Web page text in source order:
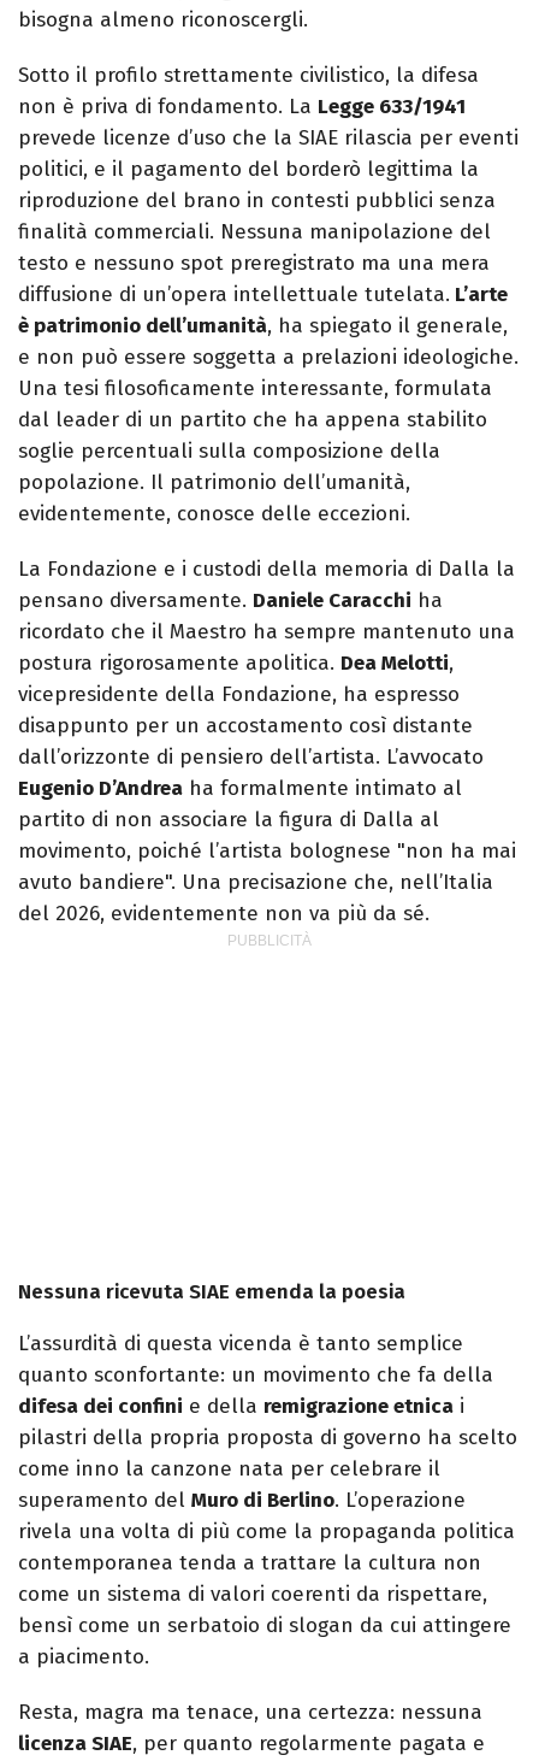
bisogna almeno riconoscergli.
Sotto il profilo strettamente civilistico, la difesa
non è priva di fondamento. La Legge 633/1941
prevede licenze d’uso che la SIAE rilascia per eventi
politici, e il pagamento del borderò legittima la
riproduzione del brano in contesti pubblici senza
finalità commerciali. Nessuna manipolazione del
testo e nessuno spot preregistrato ma una mera
diffusione di un’opera intellettuale tutelata. L’arte
è patrimonio dell’umanità, ha spiegato il generale,
e non può essere soggetta a prelazioni ideologiche.
Una tesi filosoficamente interessante, formulata
dal leader di un partito che ha appena stabilito
soglie percentuali sulla composizione della
popolazione. Il patrimonio dell’umanità,
evidentemente, conosce delle eccezioni.
La Fondazione e i custodi della memoria di Dalla la
pensano diversamente. Daniele Caracchi ha
ricordato che il Maestro ha sempre mantenuto una
postura rigorosamente apolitica. Dea Melotti,
vicepresidente della Fondazione, ha espresso
disappunto per un accostamento così distante
dall’orizzonte di pensiero dell’artista. L’avvocato
Eugenio D’Andrea ha formalmente intimato al
partito di non associare la figura di Dalla al
movimento, poiché l’artista bolognese "non ha mai
avuto bandiere". Una precisazione che, nell’Italia
del 2026, evidentemente non va più da sé.
Nessuna ricevuta SIAE emenda la poesia
L’assurdità di questa vicenda è tanto semplice
quanto sconfortante: un movimento che fa della
difesa dei confini e della remigrazione etnica i
pilastri della propria proposta di governo ha scelto
come inno la canzone nata per celebrare il
superamento del Muro di Berlino. L’operazione
rivela una volta di più come la propaganda politica
contemporanea tenda a trattare la cultura non
come un sistema di valori coerenti da rispettare,
bensì come un serbatoio di slogan da cui attingere
a piacimento.
Resta, magra ma tenace, una certezza: nessuna
licenza SIAE, per quanto regolarmente pagata e